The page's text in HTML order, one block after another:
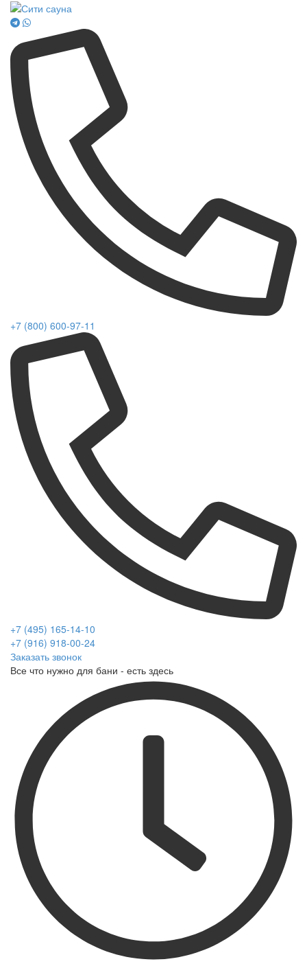
+7 (800) 600-97-11
+7 (495) 165-14-10
+7 (916) 918-00-24
Заказать звонок
Все что нужно для бани - есть здесь